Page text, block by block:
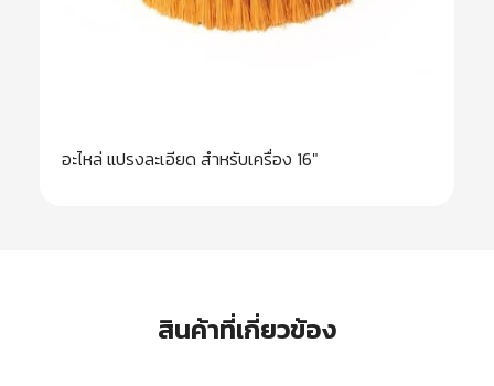
อะไหล่ แปรงละเอียด สำหรับเครื่อง 16″
สินค้าที่เกี่ยวข้อง